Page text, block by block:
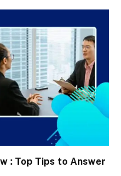
: Top Tips to Answer